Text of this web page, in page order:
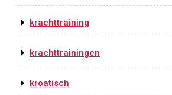
krachttraining
krachttrainingen
kroatisch